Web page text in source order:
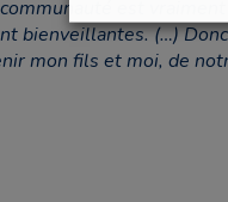
est
bienveillantes. (…)
mon fils et moi, de